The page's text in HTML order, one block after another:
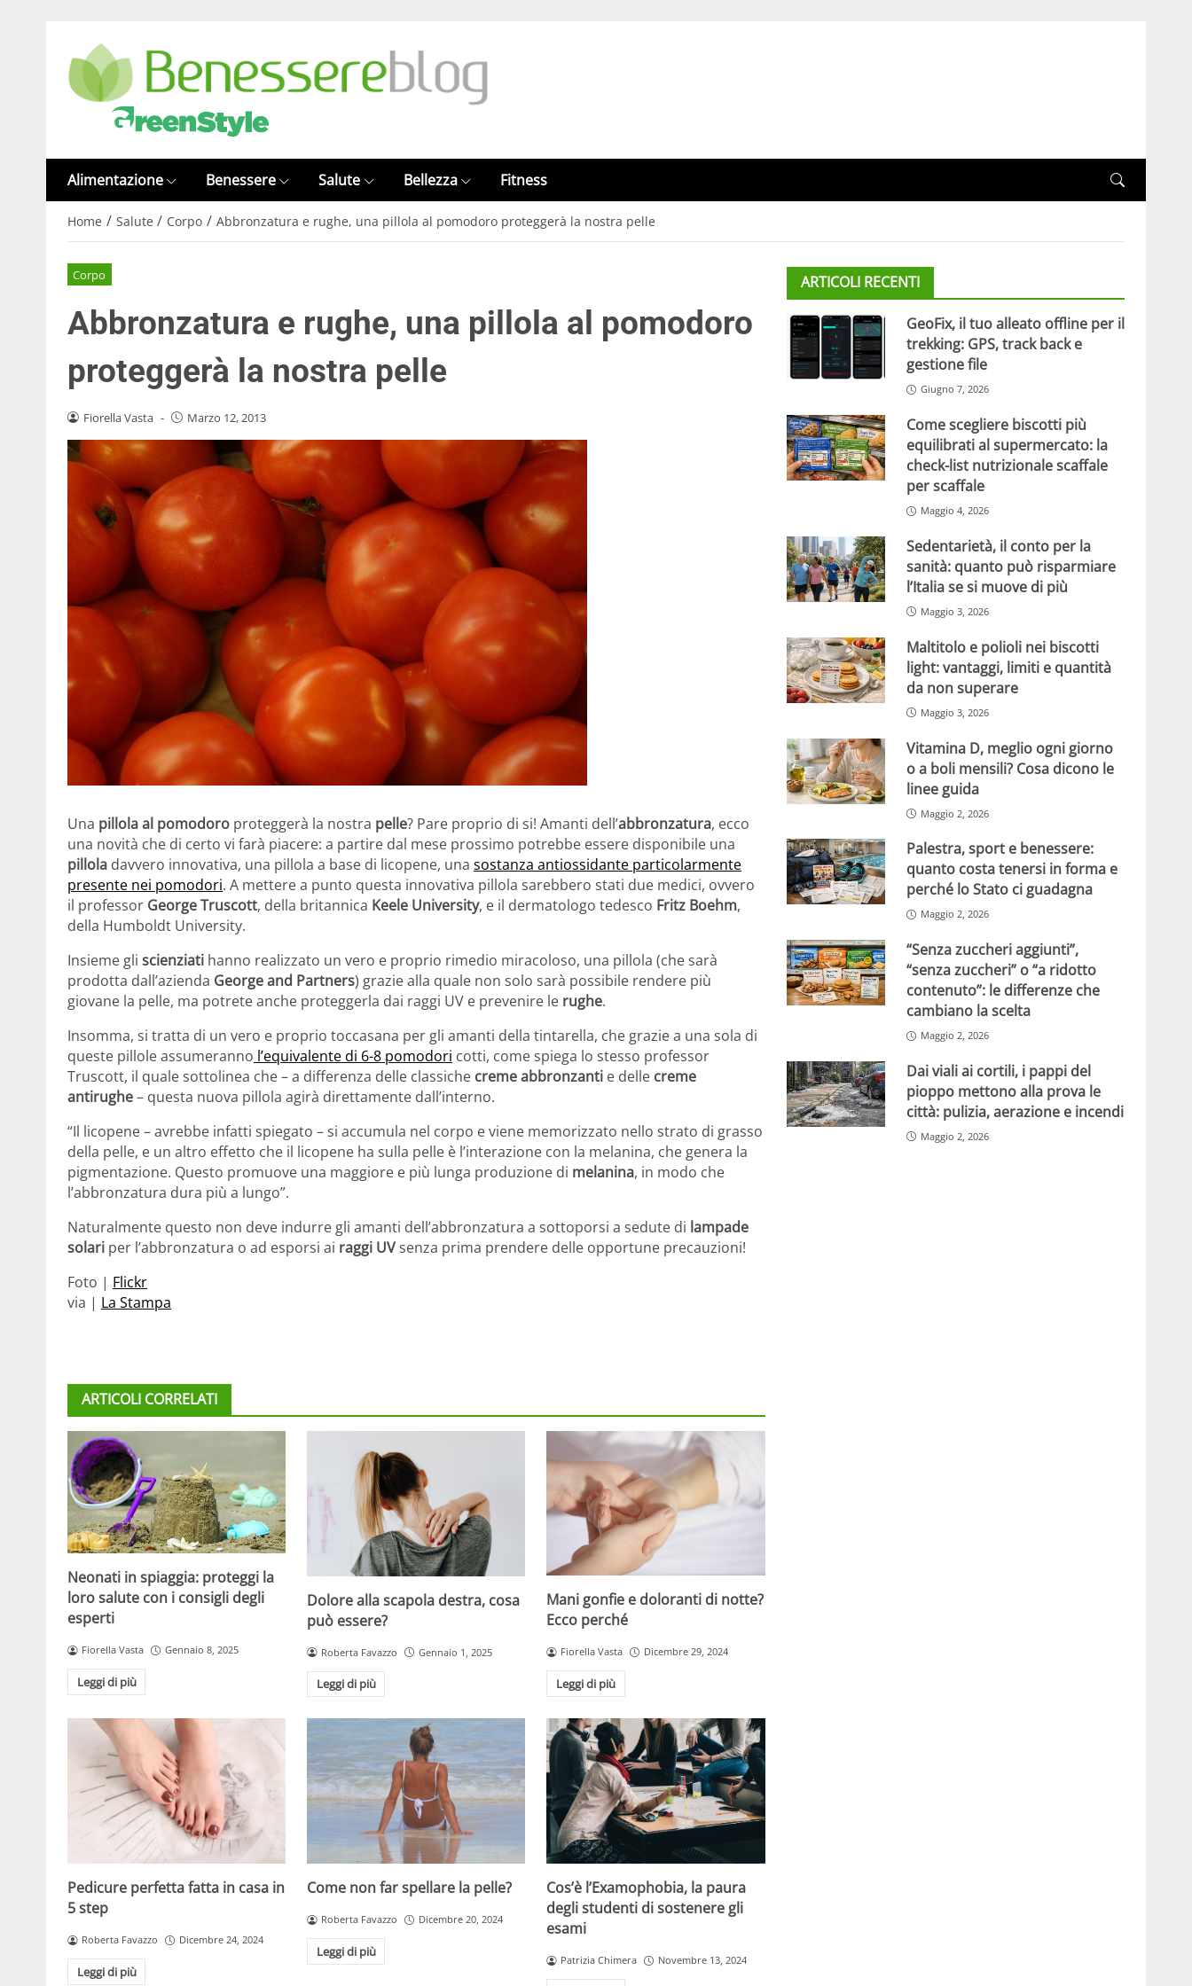
Alimentazione Benessere Salute Bellezza Fitness
Home / Salute / Corpo / Abbronzatura e rughe, una pillola al pomodoro proteggerà la nostra pelle
Corpo
Abbronzatura e rughe, una pillola al pomodoro
proteggerà la nostra pelle
Fiorella Vasta - Marzo 12, 2013
Una pillola al pomodoro proteggerà la nostra pelle? Pare proprio di si! Amanti dell’abbronzatura, ecco
una novità che di certo vi farà piacere: a partire dal mese prossimo potrebbe essere disponibile una
pillola davvero innovativa, una pillola a base di licopene, una sostanza antiossidante particolarmente
presente nei pomodori. A mettere a punto questa innovativa pillola sarebbero stati due medici, ovvero
il professor George Truscott, della britannica Keele University, e il dermatologo tedesco Fritz Boehm,
della Humboldt University.
Insieme gli scienziati hanno realizzato un vero e proprio rimedio miracoloso, una pillola (che sarà
prodotta dall’azienda George and Partners) grazie alla quale non solo sarà possibile rendere più
giovane la pelle, ma potrete anche proteggerla dai raggi UV e prevenire le rughe.
Insomma, si tratta di un vero e proprio toccasana per gli amanti della tintarella, che grazie a una sola di
queste pillole assumeranno l’equivalente di 6-8 pomodori cotti, come spiega lo stesso professor
Truscott, il quale sottolinea che – a differenza delle classiche creme abbronzanti e delle creme
antirughe– questa nuova pillola agirà direttamente dall’interno.
“Il licopene – avrebbe infatti spiegato – si accumula nel corpo e viene memorizzato nello strato di grasso
della pelle, e un altro effetto che il licopene ha sulla pelle è l’interazione con la melanina, che genera la
pigmentazione. Questo promuove una maggiore e più lunga produzione di melanina, in modo che
l’abbronzatura dura più a lungo”.
Naturalmente questo non deve indurre gli amanti dell’abbronzatura a sottoporsi a sedute di lampade
solari per l’abbronzatura o ad esporsi ai raggi UVsenza prima prendere delle opportune precauzioni!
Foto | Flickr
via | La Stampa
ARTICOLI CORRELATI
Neonati in spiaggia: proteggi la
loro salute con i consigli degli
esperti
Fiorella Vasta Gennaio 8, 2025
Leggi di più
Dolore alla scapola destra, cosa
può essere?
Roberta Favazzo Gennaio 1, 2025
Leggi di più
Mani gonfie e doloranti di notte?
Ecco perché
Fiorella Vasta Dicembre 29, 2024
Leggi di più
Pedicure perfetta fatta in casa in
5 step
Roberta Favazzo Dicembre 24, 2024
Leggi di più
Come non far spellare la pelle?
Roberta Favazzo Dicembre 20, 2024
Leggi di più
Cos’è l’Examophobia, la paura
degli studenti di sostenere gli
esami
Patrizia Chimera Novembre 13, 2024
ARTICOLI RECENTI
GeoFix, il tuo alleato offline per il
trekking: GPS, track back e
gestione file
Giugno 7, 2026
Come scegliere biscotti più
equilibrati al supermercato: la
check-list nutrizionale scaffale
per scaffale
Maggio 4, 2026
Sedentarietà, il conto per la
sanità: quanto può risparmiare
l’Italia se si muove di più
Maggio 3, 2026
Maltitolo e polioli nei biscotti
light: vantaggi, limiti e quantità
da non superare
Maggio 3, 2026
Vitamina D, meglio ogni giorno
o a boli mensili? Cosa dicono le
linee guida
Maggio 2, 2026
Palestra, sport e benessere:
quanto costa tenersi in forma e
perché lo Stato ci guadagna
Maggio 2, 2026
“Senza zuccheri aggiunti”,
“senza zuccheri” o “a ridotto
contenuto”: le differenze che
cambiano la scelta
Maggio 2, 2026
Dai viali ai cortili, i pappi del
pioppo mettono alla prova le
città: pulizia, aerazione e incendi
Maggio 2, 2026